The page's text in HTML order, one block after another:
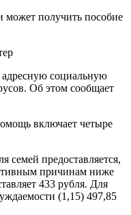
социальную
Об этом сообщает
включает четыре
семей предоставляется,
причинам ниже
433 рубля. Для
(1,15) 497,85